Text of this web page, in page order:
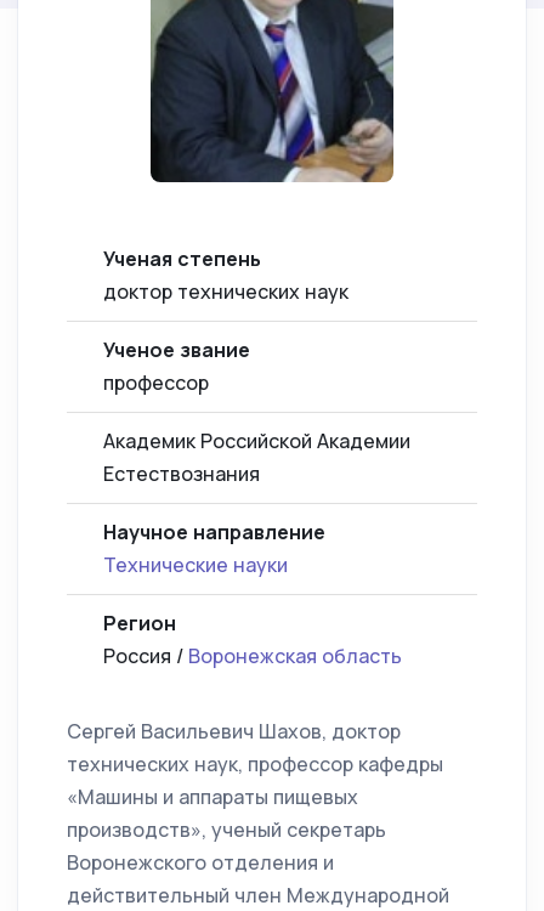
Ученая степень
доктор технических наук
Ученое звание
профессор
Академик Российской Академии
Естествознания
Научное направление
Технические науки
Регион
Россия / Воронежская область
Сергей Васильевич Шахов, доктор
технических наук, профессор кафедры
«Машины и аппараты пищевых
производств», ученый секретарь
Воронежского отделения и
действительный член Международной